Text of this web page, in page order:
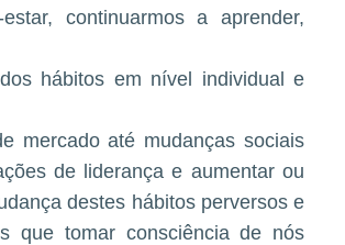
continuarmos a aprender,
hábitos em nível individual e
mercado até mudanças sociais
de liderança e aumentar ou
destes hábitos perversos e
que tomar consciência de nós